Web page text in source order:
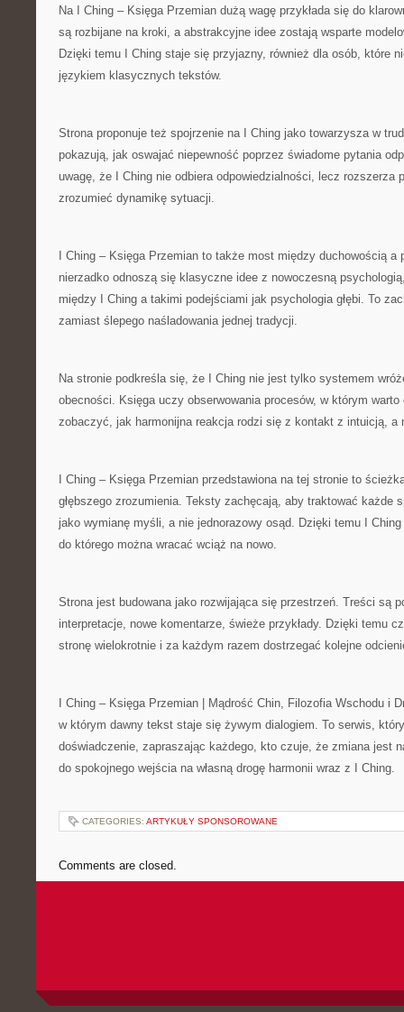
Na I Ching – Księga Przemian dużą wagę przykłada się do
są rozbijane na kroki, a abstrakcyjne idee zostają wsparte
Dzięki temu I Ching staje się przyjazny, również dla osób, które
językiem klasycznych tekstów.
Strona proponuje też spojrzenie na I Ching jako towarzysza w
pokazują, jak oswajać niepewność poprzez świadome pytania
uwagę, że I Ching nie odbiera odpowiedzialności, lecz rozszerza
zrozumieć dynamikę sytuacji.
I Ching – Księga Przemian to także most między duchowością a
nierzadko odnoszą się klasyczne idee z nowoczesną
między I Ching a takimi podejściami jak psychologia głębi. To
zamiast ślepego naśladowania jednej tradycji.
Na stronie podkreśla się, że I Ching nie jest tylko systemem
obecności. Księga uczy obserwowania procesów, w którym
zobaczyć, jak harmonijna reakcja rodzi się z kontakt z intuicją, a
I Ching – Księga Przemian przedstawiona na tej stronie to
głębszego zrozumienia. Teksty zachęcają, aby traktować każde
jako wymianę myśli, a nie jednorazowy osąd. Dzięki temu I
do którego można wracać wciąż na nowo.
Strona jest budowana jako rozwijająca się przestrzeń. Treści są
interpretacje, nowe komentarze, świeże przykłady. Dzięki temu
stronę wielokrotnie i za każdym razem dostrzegać kolejne
I Ching – Księga Przemian | Mądrość Chin, Filozofia Wschodu i
w którym dawny tekst staje się żywym dialogiem. To serwis,
doświadczenie, zapraszając każdego, kto czuje, że zmiana jest
do spokojnego wejścia na własną drogę harmonii wraz z I Ching.
CATEGORIES: ARTYKUŁY SPONSOROWANE
Comments are closed.